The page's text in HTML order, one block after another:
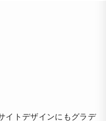
イトデザインにもグラデ